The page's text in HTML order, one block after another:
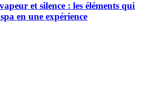
et silence : les éléments qui
en une expérience